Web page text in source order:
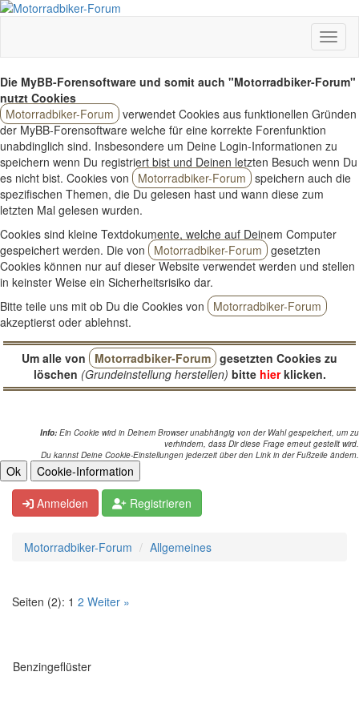
Die MyBB-Forensoftware und somit auch "Motorradbiker-Forum"
nutzt Cookies
Motorradbiker-Forum verwendet Cookies aus funktionellen Gründen
der MyBB-Forensoftware welche für eine korrekte Forenfunktion
unabdinglich sind. Insbesondere um Deine Login-Informationen zu
speichern wenn Du registriert bist und Deinen letzten Besuch wenn Du
es nicht bist. Cookies von
Motorradbiker-Forum speichern auch die
spezifischen Themen, die Du gelesen hast und wann diese zum
letzten Mal gelesen wurden.
Cookies sind kleine Textdokumente, welche auf Deinem Computer
gespeichert werden. Die von
Motorradbiker-Forum gesetzten
Cookies können nur auf dieser Website verwendet werden und stellen
in keinster Weise ein Sicherheitsrisiko dar.
Bitte teile uns mit ob Du die Cookies von
Motorradbiker-Forum
akzeptierst oder ablehnst.
Um alle von Motorradbiker-Forum gesetzten Cookies zu
löschen (Grundeinstellung herstellen) bitte hierklicken.
Info: Ein Cookie wird in Deinem Browser unabhängig von der Wahl gespeichert, um zu
verhindern, dass Dir diese Frage erneut gestellt wird.
Du kannst Deine Cookie-Einstellungen jederzeit über den Link in der Fußzeile ändern.
Anmelden Registrieren
Motorradbiker-Forum Allgemeines
Seiten (2): 1 2 Weiter »
Benzingeflüster